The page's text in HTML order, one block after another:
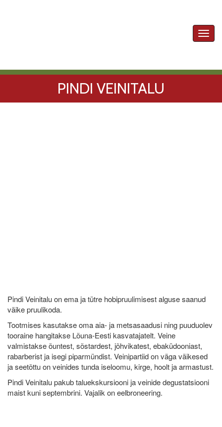
PINDI VEINITALU
Pindi Veinitalu on ema ja tütre hobipruulimisest alguse saanud
väike pruulikoda.
Tootmises kasutakse oma aia- ja metsasaadusi ning puuduolev
tooraine hangitakse Lõuna-Eesti kasvatajatelt. Veine
valmistakse õuntest, sõstardest, jõhvikatest, ebaküdooniast,
rabarberist ja isegi piparmündist. Veinipartiid on väga väikesed
ja seetõttu on veinides tunda iseloomu, kirge, hoolt ja armastust.
Pindi Veinitalu pakub taluekskursiooni ja veinide degustatsiooni
maist kuni septembrini. Vajalik on eelbroneering.